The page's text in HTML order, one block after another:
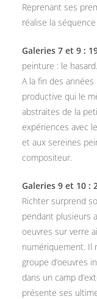
Reprenant ses
réalise la
Galeries 7 et 9 :
peinture : le hasard.
A la fin des
productive qui le
abstraites de la
expériences avec
et aux sereines
compositeur.
Galeries 9 et 10 :
Richter surprend
pendant plusieurs
oeuvres sur verre
numériquement. Il
groupe d’oeuvres
dans un camp
présente ses